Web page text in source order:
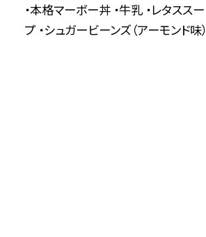
・本格マーボー丼 ・牛乳 ・レタススー
プ ・シュガービーンズ（アーモンド味）